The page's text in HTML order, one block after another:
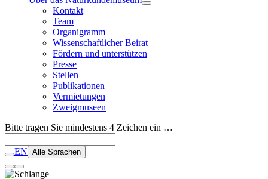
Kontakt
Team
Organigramm
Wissenschaftlicher Beirat
Fördern und unterstützen
Presse
Stellen
Publikationen
Vermietungen
Zweigmuseen
Bitte tragen Sie mindestens 4 Zeichen ein …
EN Alle Sprachen